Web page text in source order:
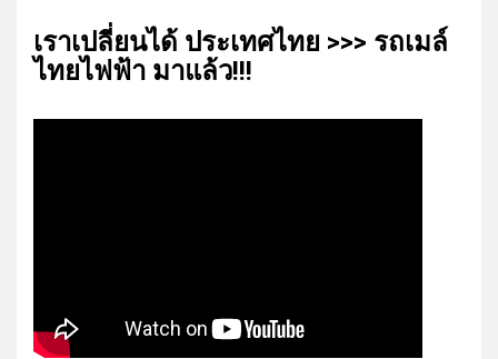
เรา​เปลี่ยน​ได้​ ประเทศ​ไทย​ >>> รถเมล์​
ไทย​ไฟฟ้า​ มาแล้ว!!!